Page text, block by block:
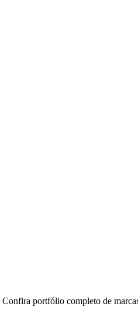
Confira portfólio completo de